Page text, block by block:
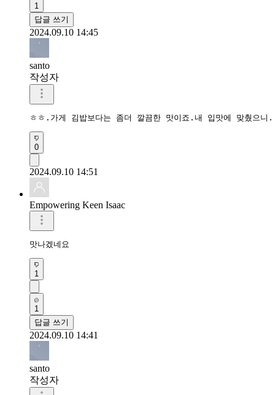
1
답글 쓰기
2024.09.10 14:45
santo
작성자
ㅎㅎ.가게 김밥보다는 좀더 깔끔한 맛이죠.내 입맛에 맞췄으니
0
2024.09.10 14:51
Empowering Keen Isaac
맛나겠네요
1
1
답글 쓰기
2024.09.10 14:41
santo
작성자